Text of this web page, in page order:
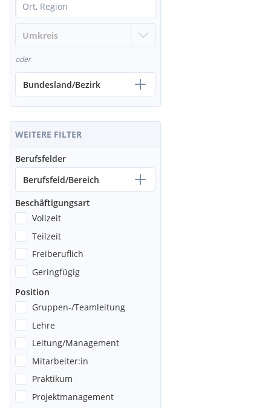
oder
Bundesland/Bezirk
WEITERE FILTER
Berufsfelder
Berufsfeld/Bereich
Beschäftigungsart
Vollzeit
Teilzeit
Freiberuflich
Geringfügig
Position
Gruppen-/Teamleitung
Lehre
Leitung/Management
Mitarbeiter:in
Praktikum
Projektmanagement